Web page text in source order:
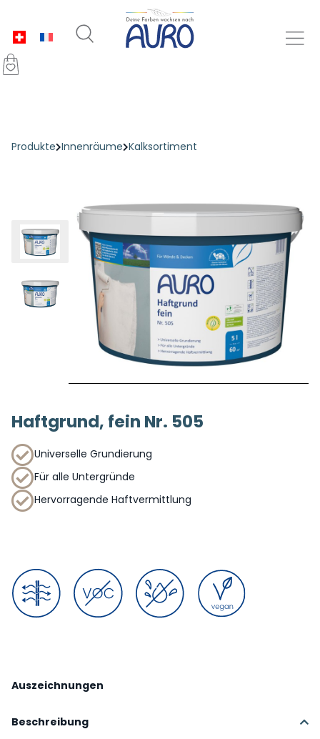
Produkte Innenräume Kalksortiment
Haftgrund, fein Nr. 505
Universelle Grundierung
Für alle Untergründe
Hervorragende Haftvermittlung
Auszeichnungen
Beschreibung